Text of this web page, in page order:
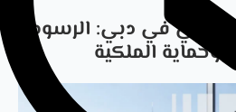
في دبي: الرسوم
وحماية الملكية